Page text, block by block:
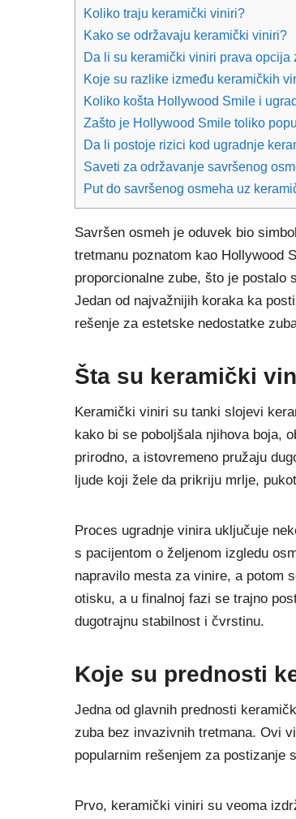
Koliko traju keramički viniri?
Kako se održavaju keramički viniri?
Da li su keramički viniri prava opcija
Koje su razlike između keramičkih
Koliko košta Hollywood Smile i
Zašto je Hollywood Smile toliko
Da li postoje rizici kod ugradnje
Saveti za održavanje savršenog
Put do savršenog osmeha uz
Savršen osmeh je oduvek bio
tretmanu poznatom kao Hollywood
proporcionalne zube, što je postalo
Jedan od najvažnijih koraka ka
rešenje za estetske nedostatke
Šta su keramički
Keramički viniri su tanki slojevi
kako bi se poboljšala njihova boja,
prirodno, a istovremeno pružaju
ljude koji žele da prikriju mrlje,
Proces ugradnje vinira uključuje
s pacijentom o željenom izgledu
napravilo mesta za vinire, a potom
otisku, a u finalnoj fazi se trajno
dugotrajnu stabilnost i čvrstinu.
Koje su prednosti
Jedna od glavnih prednosti
zuba bez invazivnih tretmana. Ovi
popularnim rešenjem za postizanje
Prvo, keramički viniri su veoma